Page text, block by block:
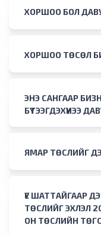
ХОРШОО БОЛ
ХОРШОО ТӨСӨЛ
ЭНЭ САНГААР
БҮТЭЭГДЭХҮҮНЭЭ
ЯМАР ТӨСЛИЙГ
ҮЕ ШАТТАЙГААР
ТӨСЛИЙГ ЭХЛЭЛ
ОН ТӨСЛИЙН